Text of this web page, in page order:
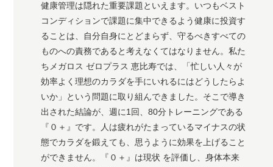
健康管理は隠れた重要課題といえます。いつもベスト
コンディションで課題に集中できるよう健康に投資す
ることは、自分自身にとどまらず、守るべきすべての
ものへの責務であると考えなくてはなりません。私た
ちメガロス ゼロプラス 恵比寿では、「忙しい人々が
効率よく理想のカラダを手にいれるにはどうしたらよ
いか」という問題に取り組んできました。そこで導き
出された結論が、週に1回、80分トレーニングである
『０＋』です。人は疲れがたまっているマイナスの状
態でカラダを鍛えても、思うように効果を上げること
ができません。『０＋』は現状 を評価し、身体本来